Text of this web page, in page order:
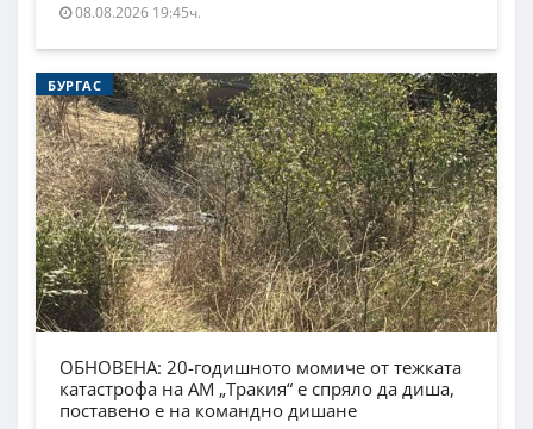
08.08.2026 19:45ч.
БУРГАС
ОБНОВЕНА: 20-годишното момиче от тежката
катастрофа на АМ „Тракия“ е спряло да диша,
поставено е на командно дишане